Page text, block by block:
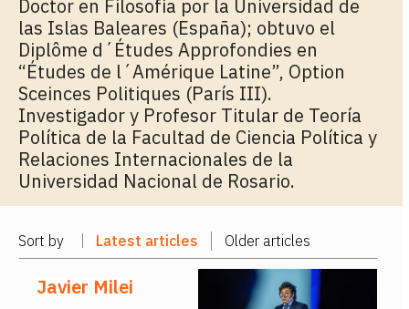
Doctor en Filosofía por la Universidad de
las Islas Baleares (España); obtuvo el
Diplôme d´Études Approfondies en
“Études de l´Amérique Latine”, Option
Sceinces Politiques (París III).
Investigador y Profesor Titular de Teoría
Política de la Facultad de Ciencia Política y
Relaciones Internacionales de la
Universidad Nacional de Rosario.
Sort by Latest articles Older articles
Javier Milei